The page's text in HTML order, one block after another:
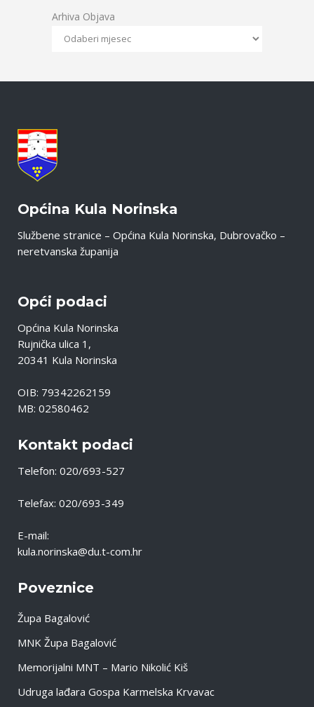
Arhiva Objava
Općina Kula Norinska
Službene stranice – Općina Kula Norinska, Dubrovačko –
neretvanska županija
Opći podaci
Općina Kula Norinska
Rujnička ulica 1,
20341 Kula Norinska
OIB: 79342262159
MB: 02580462
Kontakt podaci
Telefon: 020/693-527
Telefax: 020/693-349
E-mail:
kula.norinska@du.t-com.hr
Poveznice
Župa Bagalović
MNK Župa Bagalović
Memorijalni MNT – Mario Nikolić Kiš
Udruga lađara Gospa Karmelska Krvavac